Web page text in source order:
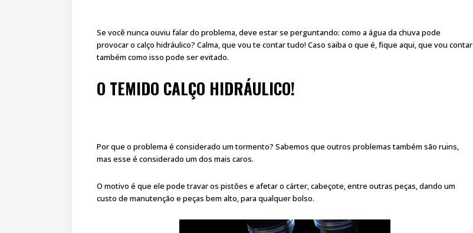
Se você nunca ouviu falar do problema, deve estar se perguntando: como a água da chuva pode
provocar o calço hidráulico? Calma, que vou te contar tudo! Caso saiba o que é, fique aqui, que vou contar
também como isso pode ser evitado.
O TEMIDO CALÇO HIDRÁULICO!
Por que o problema é considerado um tormento? Sabemos que outros problemas também são ruins,
mas esse é considerado um dos mais caros.
O motivo é que ele pode travar os pistões e afetar o cárter, cabeçote, entre outras peças, dando um
custo de manutenção e peças bem alto, para qualquer bolso.